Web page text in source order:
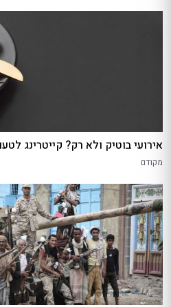
אירועי בוטיק ולא רק? קייטרינג
מקודם